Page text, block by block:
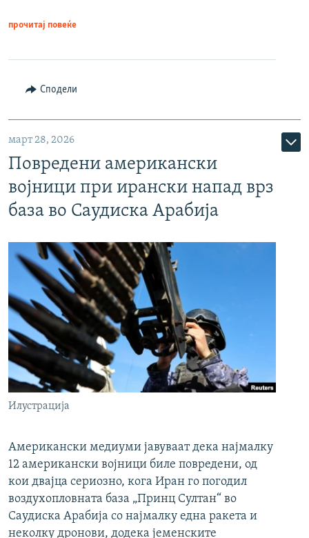
прочитај повеќе
Сподели
март 28, 2026
Повредени американски
војници при ирански напад врз
база во Саудиска Арабија
Илустрација
Американски медиуми јавуваат дека најмалку
12 американски војници биле повредени, од
кои двајца сериозно, кога Иран го погодил
воздухопловната база „Принц Султан“ во
Саудиска Арабија со најмалку една ракета и
неколку дронови, додека јеменските